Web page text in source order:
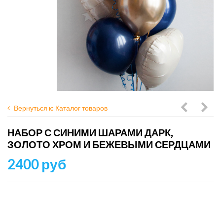
Вернуться к: Каталог товаров
черный
ХРОМ
и
НАБОР С СИНИМИ ШАРАМИ ДАРК,
ЗОЛОТО ХРОМ И БЕЖЕВЫМИ СЕРДЦАМИ
2400 руб